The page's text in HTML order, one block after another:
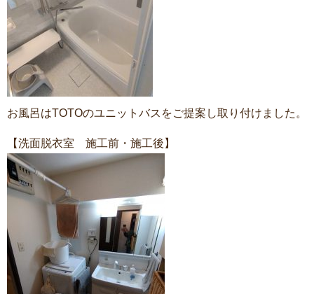
お風呂はTOTOのユニットバスをご提案し取り付けました。
【洗面脱衣室 施工前・施工後】